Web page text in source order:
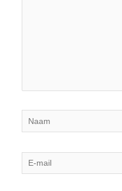
Naam
E-
mail